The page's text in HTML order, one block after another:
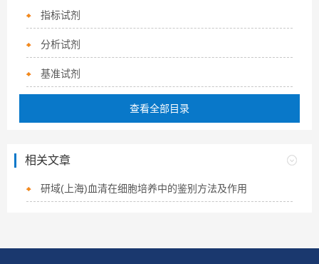
指标试剂
分析试剂
基准试剂
查看全部目录
相关文章
研域(上海)血清在细胞培养中的鉴别方法及作用